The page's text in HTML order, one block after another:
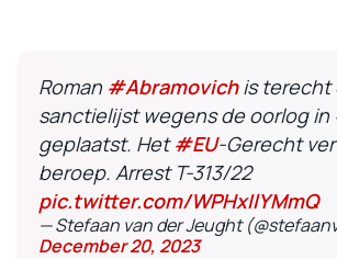
Roman #Abramovichis terecht
sanctielijst wegens de oorlog in
geplaatst. Het#EU-Gerecht
beroep. Arrest T-313/22
pic.twitter.com/WPHxIlYMmQ
— Stefaan van der Jeught
December 20, 2023